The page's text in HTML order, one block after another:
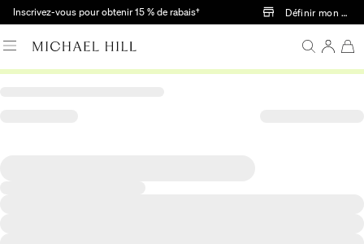
Passer au contenu principal
Inscrivez-vous pour obtenir 15 % de rabais† Définir mon